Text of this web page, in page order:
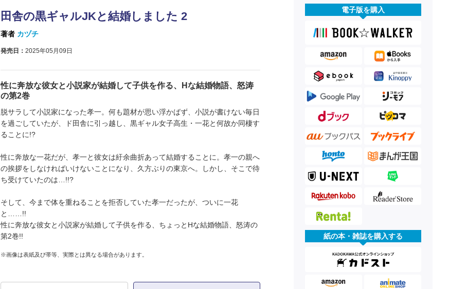
田舎の黒ギャルJKと結婚しました 2
著者 カヅチ
発売日： 2025年05月09日
性に奔放な彼女と小説家が結婚して子供を作る、Hな結婚物語、怒涛
の第2巻
脱サラして小説家になった孝一。何も題材が思い浮かばず、小説が書けない毎日
を過ごしていたが、ド田舎に引っ越し、黒ギャル女子高生・一花と何故か同棲す
ることに!?
性に奔放な一花だが、孝一と彼女は紆余曲折あって結婚することに。孝一の親へ
の挨拶をしなければいけないことになり、久方ぶりの東京へ。しかし、そこで待
ち受けていたのは…!!?
そして、今まで体を重ねることを拒否していた孝一だったが、ついに一花
と……!!
性に奔放な彼女と小説家が結婚して子供を作る、ちょっとHな結婚物語、怒涛の
第2巻!!
※画像は表紙及び帯等、実際とは異なる場合があります。
電子版を購入
紙の本・雑誌を購入する